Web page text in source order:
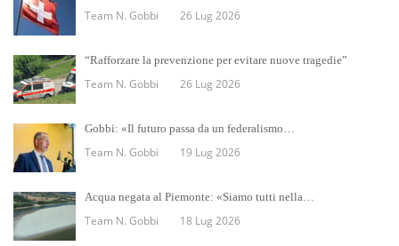
Team N. Gobbi 26 Lug 2026
“Rafforzare la prevenzione per evitare nuove tragedie”
Team N. Gobbi 26 Lug 2026
Gobbi: «Il futuro passa da un federalismo…
Team N. Gobbi 19 Lug 2026
Acqua negata al Piemonte: «Siamo tutti nella…
Team N. Gobbi 18 Lug 2026